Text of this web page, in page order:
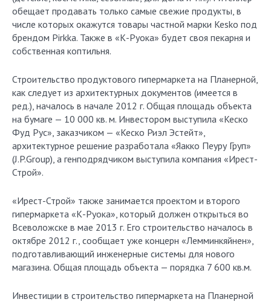
обещает продавать только самые свежие продукты, в
числе которых окажутся товары частной марки Kesko под
брендом Pirkka. Также в «К-Руока» будет своя пекарня и
собственная коптильня.
Строительство продуктового гипермаркета на Планерной,
как следует из архитектурных документов (имеется в
ред.), началось в начале 2012 г. Общая площадь объекта
на бумаге — 10 000 кв. м. Инвестором выступила «Кеско
Фуд Рус», заказчиком — «Кеско Риэл Эстейт»,
архитектурное решение разработала «Яакко Пеуру Груп»
(J.P.Group), а генподрядчиком выступила компания «Ирест-
Строй».
«Ирест-Строй» также занимается проектом и второго
гипермаркета «К-Руока», который должен открыться во
Всеволожске в мае 2013 г. Его строительство началось в
октябре 2012 г., сообщает уже концерн «Лемминкяйнен»,
подготавливающий инженерные системы для нового
магазина. Общая площадь объекта — порядка 7 600 кв.м.
Инвестиции в строительство гипермаркета на Планерной